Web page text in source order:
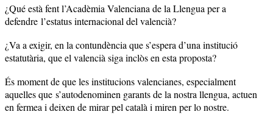
¿Qué està fent l’Acadèmia Valenciana de la Llengua per a
defendre l’estatus internacional del valencià?
¿Va a exigir, en la contundència que s’espera d’una institució
estatutària, que el valencià siga inclòs en esta proposta?
És moment de que les institucions valencianes, especialment
aquelles que s’autodenominen garants de la nostra llengua, actuen
en fermea i deixen de mirar pel català i miren per lo nostre.